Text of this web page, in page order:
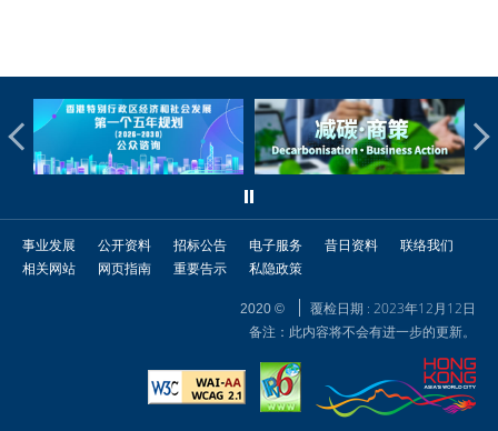
事业发展 公开资料 招标公告 电子服务 昔日资料
联络我们
相关网站
网页指南 重要告示 私隐政策
2020 ©
覆检日期 : 2023年12月12日
备注：此内容将不会有进一步的更新。